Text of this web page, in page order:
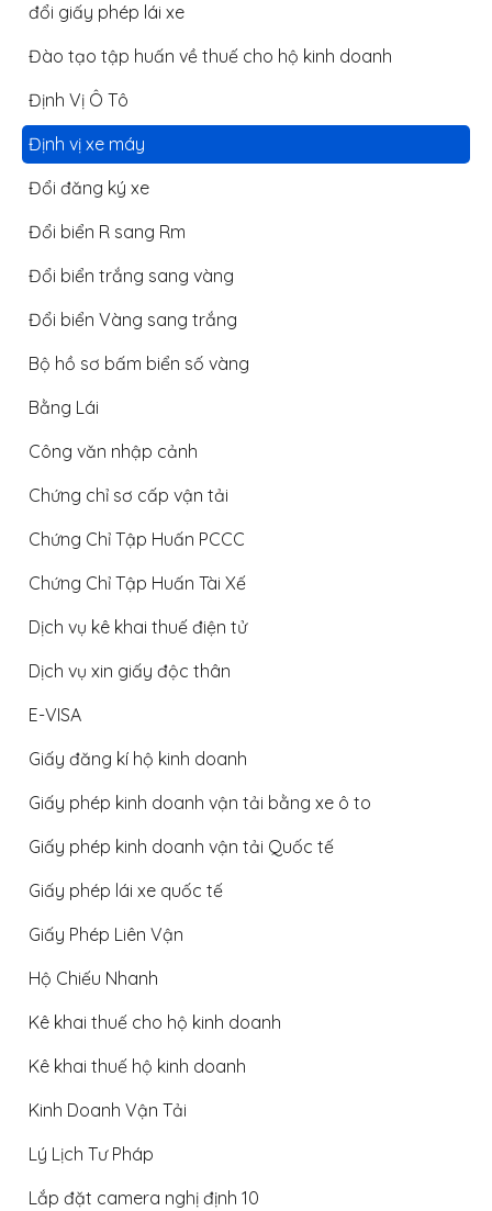
đổi giấy phép lái xe
Đào tạo tập huấn về thuế cho hộ kinh doanh
Định Vị Ô Tô
Định vị xe máy
Đổi đăng ký xe
Đổi biển R sang Rm
Đổi biển trắng sang vàng
Đổi biển Vàng sang trắng
Bộ hồ sơ bấm biển số vàng
Bằng Lái
Công văn nhập cảnh
Chứng chỉ sơ cấp vận tải
Chứng Chỉ Tập Huấn PCCC
Chứng Chỉ Tập Huấn Tài Xế
Dịch vụ kê khai thuế điện tử
Dịch vụ xin giấy độc thân
E-VISA
Giấy đăng kí hộ kinh doanh
Giấy phép kinh doanh vận tải bằng xe ô to
Giấy phép kinh doanh vận tải Quốc tế
Giấy phép lái xe quốc tế
Giấy Phép Liên Vận
Hộ Chiếu Nhanh
Kê khai thuế cho hộ kinh doanh
Kê khai thuế hộ kinh doanh
Kinh Doanh Vận Tải
Lý Lịch Tư Pháp
Lắp đặt camera nghị định 10